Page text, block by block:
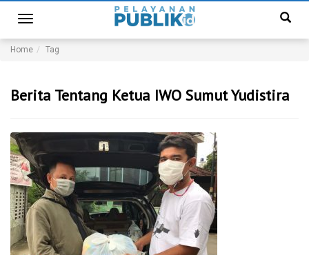
Toggle
navigation
Home Tag
Berita Tentang Ketua IWO Sumut Yudistira